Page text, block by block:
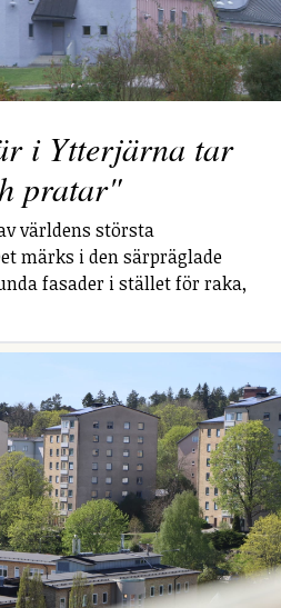
i Ytterjärna tar
pratar"
världens största
märks i den särpräglade
fasader i stället för raka,